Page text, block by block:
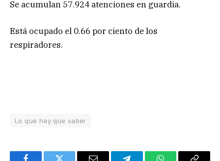
Se acumulan 57.924 atenciones en guardia.
Está ocupado el 0.66 por ciento de los
respiradores.
Lo que hay que saber